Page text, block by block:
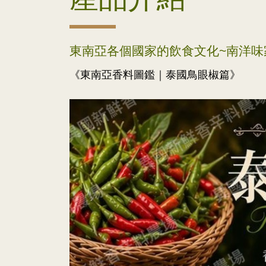
東南亞各個國家的飲食文化~南洋
《東南亞香料圖鑑｜泰國鳥眼椒篇》